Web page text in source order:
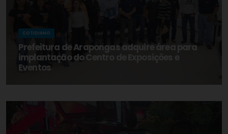
COTIDIANO
Prefeitura de Arapongas adquire área para
implantação do Centro de Exposições e
Eventos